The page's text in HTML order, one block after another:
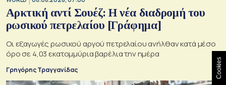
Αρκτική αντί Σουέζ: Η νέα διαδρομή του
ρωσικού πετρελαίου [Γράφημα]
Οι εξαγωγές ρωσικού αργού πετρελαίου ανήλθαν κατά μέσο
όρο σε 4,03 εκατομμύρια βαρέλια την ημέρα
Γρηγόρης Τραγγανίδας Cookies